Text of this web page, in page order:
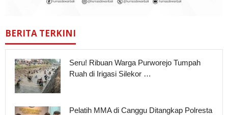
BERITA TERKINI
Seru! Ribuan Warga Purworejo Tumpah
Ruah di Irigasi Silekor …
Pelatih MMA di Canggu Ditangkap Polresta